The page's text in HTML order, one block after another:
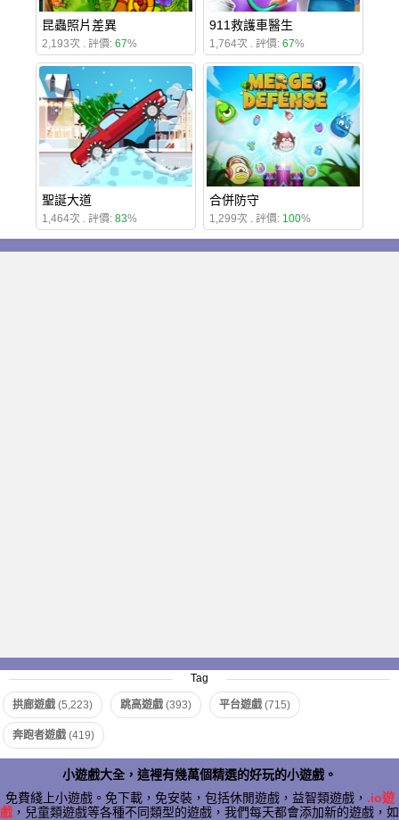
昆蟲照片差異
2,193次 . 評價: 67%
911救護車醫生
1,764次 . 評價: 67%
聖誕大道
1,464次 . 評價: 83%
合併防守
1,299次 . 評價: 100%
Tag
拱廊遊戲 (5,223) 跳高遊戲 (393) 平台遊戲 (715)
奔跑者遊戲 (419)
小遊戲大全，這裡有幾萬個精選的好玩的小遊戲。
免費綫上小遊戲。免下載，免安裝，包括休閒遊戲，益智類遊戲， .io遊
戲 ，兒童類遊戲等各種不同類型的遊戲，我們每天都會添加新的遊戲，如